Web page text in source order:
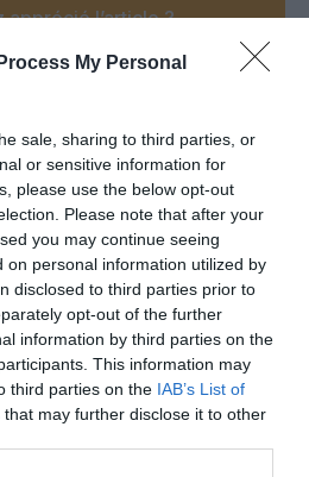
My Personal
sale, sharing to third parties, or
or sensitive information for
please use the below opt-out
Please note that after your
you may continue seeing
on personal information utilized by
disclosed to third parties prior to
opt-out of the further
information by third parties on the
This information may
third parties on the IAB’s List of
that may further disclose it to other
apprécié l’article ?
L'ARTICLE
LinkedInEmail Print